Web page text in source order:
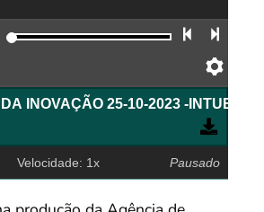
Avançar Faixa
NAS ONDAS DA INOVAÇÃO 25-10-2023 -INTUEL
Velocidade: 1x Pausado